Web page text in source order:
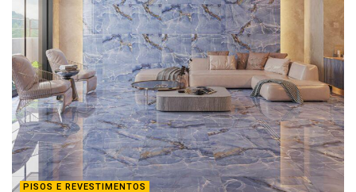
PISOS E REVESTIMENTOS